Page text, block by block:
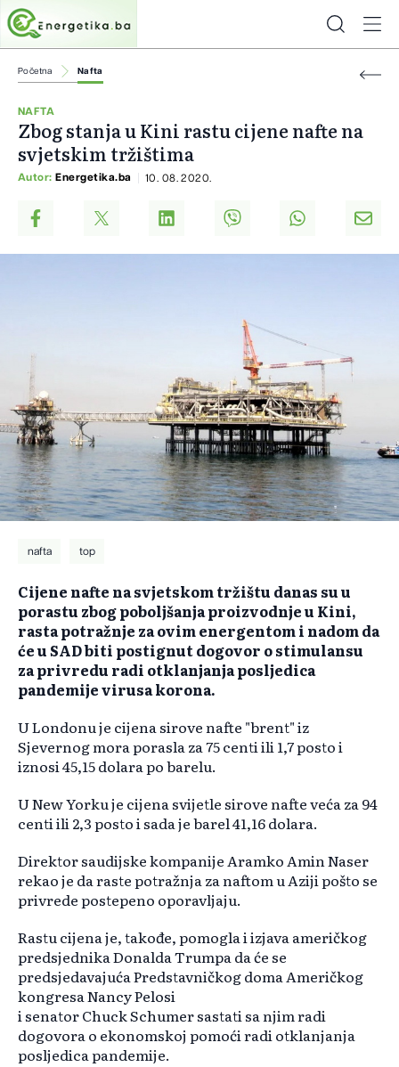
Početna Nafta
NAFTA
Zbog stanja u Kini rastu cijene nafte na
svjetskim tržištima
Autor: Energetika.ba 10. 08. 2020.
nafta top
Cijene nafte na svjetskom tržištu danas su u
porastu zbog poboljšanja proizvodnje u Kini,
rasta potražnje za ovim energentom i nadom da
će u SAD biti postignut dogovor o stimulansu
za privredu radi otklanjanja posljedica
pandemije virusa korona.
U Londonu je cijena sirove nafte "brent" iz
Sjevernog mora porasla za 75 centi ili 1,7 posto i
iznosi 45,15 dolara po barelu.
U New Yorku je cijena svijetle sirove nafte veća za 94
centi ili 2,3 posto i sada je barel 41,16 dolara.
Direktor saudijske kompanije Aramko Amin Naser
rekao je da raste potražnja za naftom u Aziji pošto se
privrede postepeno oporavljaju.
Rastu cijena je, takođe, pomogla i izjava američkog
predsjednika Donalda Trumpa da će se
predsjedavajuća Predstavničkog doma Američkog
kongresa Nancy Pelosi
i senator Chuck Schumer sastati sa njim radi
dogovora o ekonomskoj pomoći radi otklanjanja
posljedica pandemije.